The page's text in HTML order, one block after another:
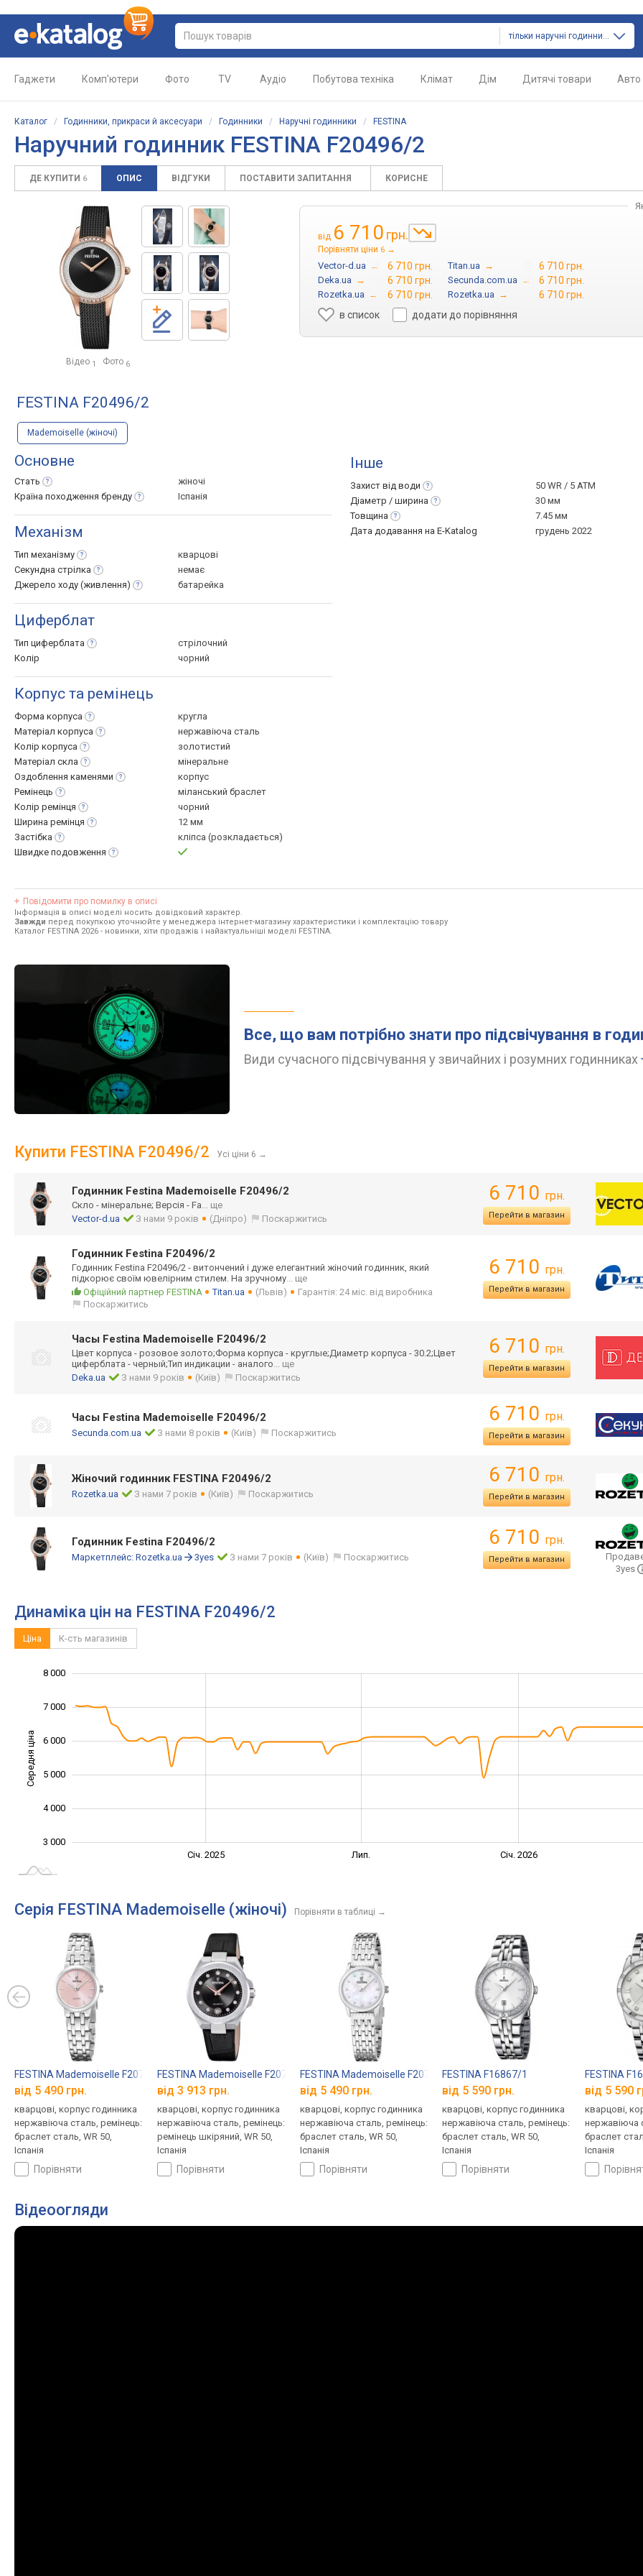
тільки наручні годинники
Гаджети Комп'ютери Фото TV Аудіо Побутова техніка Клімат Дім Дитячі товари Авто
Каталог / Годинники, прикраси й аксесуари / Годинники / Наручні годинники / FESTINA
Наручний годинник FESTINA F20496/2
ДЕ КУПИТИ 6 ОПИС ВІДГУКИ ПОСТАВИТИ ЗАПИТАННЯ КОРИСНЕ
Відео 1 Фото 6
від 6 710 грн.
Порівняти ціни 6 →
Vector-d.ua → 6 710 грн. Titan.ua → 6 710 грн.
Deka.ua → 6 710 грн. Secunda.com.ua → 6 710 грн.
Rozetka.ua → 6 710 грн. Rozetka.ua →
6 710 грн.
в список
додати до порівняння
FESTINA F20496/2
Mademoiselle (жіночі)
Основне
Стать
жіночі
Країна походження бренду Іспанія
Механізм
Тип механізму
кварцові
Секундна стрілка
немає
Джерело ходу (живлення) батарейка
Циферблат
Тип циферблата
стрілочний
Колір
чорний
Корпус та ремінець
Форма корпуса
кругла
Матеріал корпуса
нержавіюча сталь
Колір корпуса
золотистий
Матеріал скла
мінеральне
Оздоблення каменями
корпус
Ремінець
міланський браслет
Колір ремінця
чорний
Ширина ремінця
12 мм
Застібка
кліпса (розкладається)
Швидке подовження
Інше
Захист від води
50 WR / 5 ATM
Діаметр / ширина
30 мм
Товщина
7.45 мм
Дата додавання на E-Katalog
грудень 2022
Повідомити про помилку в описі
Інформація в описі моделі носить довідковий характер.
Завжди перед покупкою уточнюйте у менеджера інтернет-магазину характеристики і комплектацію товару
Каталог FESTINA 2026 - новинки, хіти продажів і найактуальніші моделі FESTINA.
Все, що вам потрібно знати про підсвічування в
Види сучасного підсвічування у звичайних і розумних годинниках
Купити FESTINA F20496/2 Усі ціни 6 →
Годинник Festina Mademoiselle F20496/2
Скло - мінеральне; Версія - Fa... ще
Vector-d.ua
З нами 9 років (Дніпро) Поскаржитись
6 710 грн.
Перейти в магазин
Годинник Festina F20496/2
Годинник Festina F20496/2 - витончений і дуже елегантний жіночий годинник, який
підкорює своїм ювелірним стилем. На зручному... ще
Офіційний партнер FESTINA
Titan.ua (Львів)
Гарантія: 24 міс. від виробника
Поскаржитись
6 710 грн.
Перейти в магазин
Часы Festina Mademoiselle F20496/2
Цвет корпуса - розовое золото;Форма корпуса - круглые;Диаметр корпуса - 30.2;Цвет
циферблата - черный;Тип индикации - аналого... ще
Deka.ua
З нами 9 років (Київ) Поскаржитись
6 710 грн.
Перейти в магазин
Часы Festina Mademoiselle F20496/2
Secunda.com.ua З нами 8 років (Київ) Поскаржитись
6 710 грн.
Перейти в магазин
Жіночий годинник FESTINA F20496/2
Rozetka.ua З нами 7 років (Київ) Поскаржитись
6 710 грн.
Перейти в магазин
Годинник Festina F20496/2
Маркетплейс: Rozetka.ua 3yes З нами 7 років (Київ) Поскаржитись
6 710 грн.
Перейти в магазин
3yes
Динаміка цін на FESTINA F20496/2
Ціна К-сть магазинів
Середня ціна
3 000
4 000
5 000
6 000
8 000
7 000
Січ. 2025 Лип. Січ. 2026
Серія FESTINA Mademoiselle (жіночі) Порівняти в таблиці →
FESTINA Mademoiselle F20746/2
від 5 490 грн.
кварцові, корпус годинника
нержавіюча сталь, ремінець:
браслет сталь, WR 50,
Іспанія
порівняти
FESTINA Mademoiselle F20701/5
від 3 913 грн.
кварцові, корпус годинника
нержавіюча сталь, ремінець:
ремінець шкіряний, WR 50,
Іспанія
порівняти
FESTINA Mademoiselle F20749/1
від 5 490 грн.
кварцові, корпус годинника
нержавіюча сталь, ремінець:
браслет сталь, WR 50,
Іспанія
порівняти
FESTINA F16867/1
від 5 590 грн.
кварцові, корпус годинника
нержавіюча сталь, ремінець:
браслет сталь, WR 50,
Іспанія
порівняти
FESTINA
від 5 590
кварцові,
нержавіюча
браслет
Іспанія
Відеоогляди